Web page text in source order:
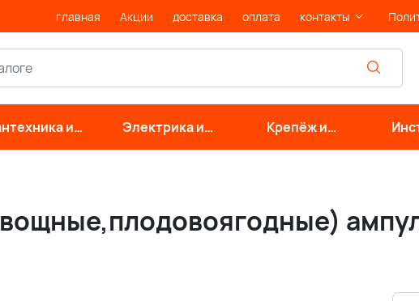
главная Акции доставка оплата контакты
и
Электрика и
свет
Крепёж и
фурнитура